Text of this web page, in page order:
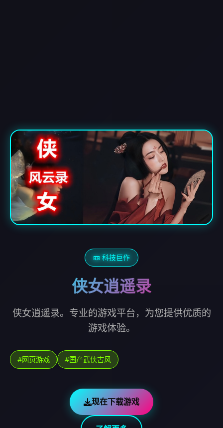
📼 科技巨作
侠女逍遥录
侠女逍遥录。专业的游戏平台，为您提供优质的
游戏体验。
#网页游戏 #国产武侠古风
现在下载游戏